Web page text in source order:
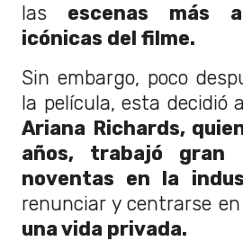
las escenas más
icónicas del filme.
Sin embargo, poco
la película, esta decidió
Ariana Richards,
años, trabajó gran
noventas en la
renunciar y centrarse
una vida privada.